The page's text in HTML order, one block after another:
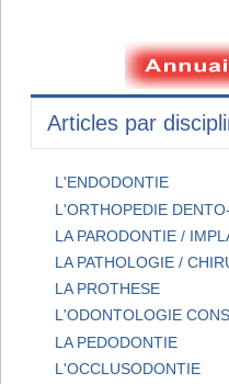
Articles par
L'ENDODONTIE
L'ORTHOPEDIE
LA PARODONTIE /
LA PATHOLOGIE /
LA PROTHESE
L'ODONTOLOGIE
LA PEDODONTIE
L'OCCLUSODONTIE